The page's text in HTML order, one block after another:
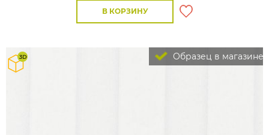
В КОРЗИНУ
Образец в магазине